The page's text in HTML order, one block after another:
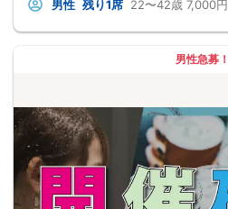
男性 残り1席 22〜42歳 7,000円
男性急募！